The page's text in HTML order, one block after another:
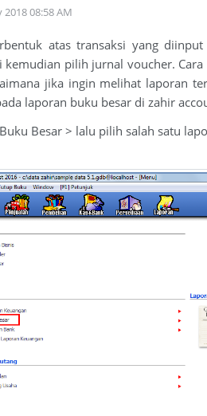
2018 08:58 AM
atas transaksi yang
pilih jurnal voucher.
jika ingin melihat laporan
laporan buku besar di zahir
Besar > lalu pilih salah satu